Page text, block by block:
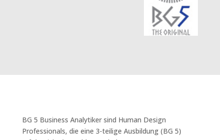
BG 5 Business Analytiker sind Human Design
Professionals, die eine 3-teilige Ausbildung (BG 5)